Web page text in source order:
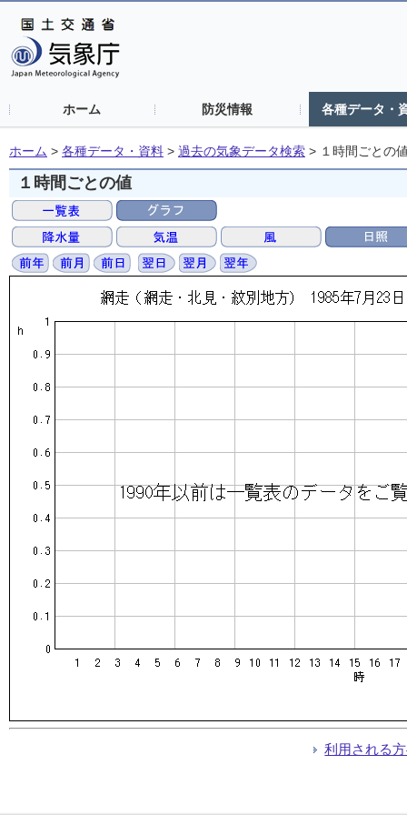
ホーム 防災情報 各種データ・
ホーム > 各種データ・資料 > 過去の気象データ検索 > １時間ごとの
１時間ごとの値
利用される